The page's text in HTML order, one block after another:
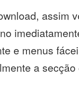
assim
e menus
a